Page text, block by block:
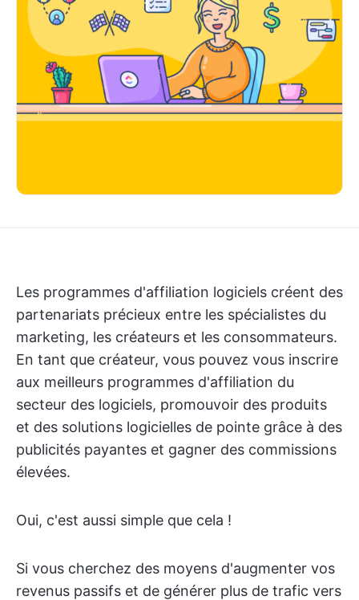
Les programmes d'affiliation logiciels créent des
partenariats précieux entre les spécialistes du
marketing, les créateurs et les consommateurs.
En tant que créateur, vous pouvez vous inscrire
aux meilleurs programmes d'affiliation du
secteur des logiciels, promouvoir des produits
et des solutions logicielles de pointe grâce à des
publicités payantes et gagner des commissions
élevées.
Oui, c'est aussi simple que cela !
Si vous cherchez des moyens d'augmenter vos
revenus passifs et de générer plus de trafic vers